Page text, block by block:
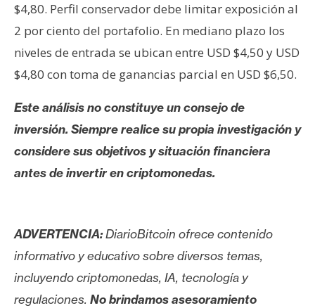
$4,80. Perfil conservador debe limitar exposición al
2 por ciento del portafolio. En mediano plazo los
niveles de entrada se ubican entre USD $4,50 y USD
$4,80 con toma de ganancias parcial en USD $6,50.
Este análisis no constituye un consejo de
inversión. Siempre realice su propia investigación y
considere sus objetivos y situación financiera
antes de invertir en criptomonedas.
ADVERTENCIA:DiarioBitcoin ofrece contenido
informativo y educativo sobre diversos temas,
incluyendo criptomonedas, IA, tecnología y
regulaciones. No brindamos asesoramiento